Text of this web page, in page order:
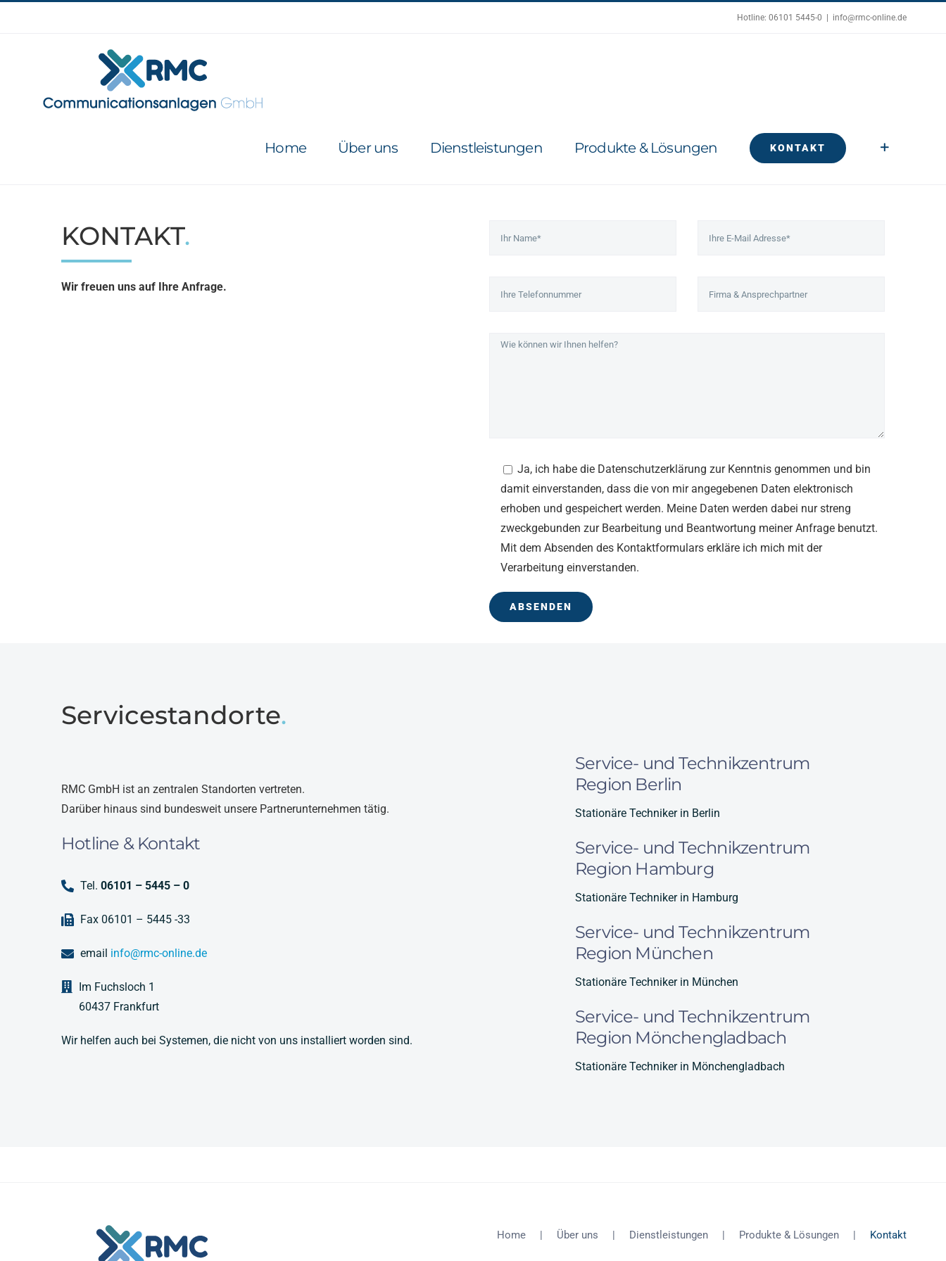
Hotline: 06101 5445-0 info@rmc-online.de
Home Über uns Dienstleistungen Produkte & Lösungen KONTAKT
KONTAKT.
Wir freuen uns auf Ihre Anfrage.
Ja, ich habe die Datenschutzerklärung zur Kenntnis genommen und bin
damit einverstanden, dass die von mir angegebenen Daten elektronisch
erhoben und gespeichert werden. Meine Daten werden dabei nur streng
zweckgebunden zur Bearbeitung und Beantwortung meiner Anfrage benutzt.
Mit dem Absenden des Kontaktformulars erkläre ich mich mit der
Verarbeitung einverstanden.
Servicestandorte.
RMC GmbH ist an zentralen Standorten vertreten.
Darüber hinaus sind bundesweit unsere Partnerunternehmen tätig.
Hotline & Kontakt
Tel. 06101 – 5445 – 0
Fax 06101 – 5445 -33
email info@rmc-online.de
Im Fuchsloch 1
60437 Frankfurt
Wir helfen auch bei Systemen, die nicht von uns installiert worden sind.
Service- und Technikzentrum
Region Berlin
Stationäre Techniker in Berlin
Service- und Technikzentrum
Region Hamburg
Stationäre Techniker in Hamburg
Service- und Technikzentrum
Region München
Stationäre Techniker in München
Service- und Technikzentrum
Region Mönchengladbach
Stationäre Techniker in Mönchengladbach
Home Über uns Dienstleistungen Produkte & Lösungen Kontakt